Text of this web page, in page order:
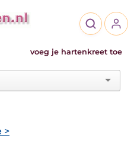
voeg je hartenkreet toe
>